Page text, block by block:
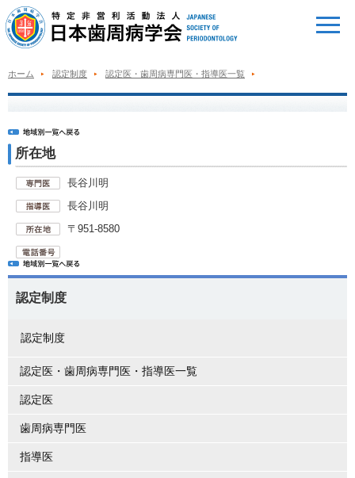
ホーム 認定制度 認定医・歯周病専門医・指導医一覧
所在地
長谷川明
長谷川明
〒951-8580
認定制度
認定制度
認定医・歯周病専門医・指導医一覧
認定医
歯周病専門医
指導医